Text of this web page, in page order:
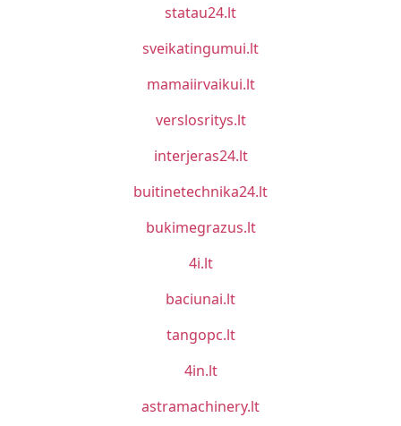
statau24.lt
sveikatingumui.lt
mamaiirvaikui.lt
verslosritys.lt
interjeras24.lt
buitinetechnika24.lt
bukimegrazus.lt
4i.lt
baciunai.lt
tangopc.lt
4in.lt
astramachinery.lt